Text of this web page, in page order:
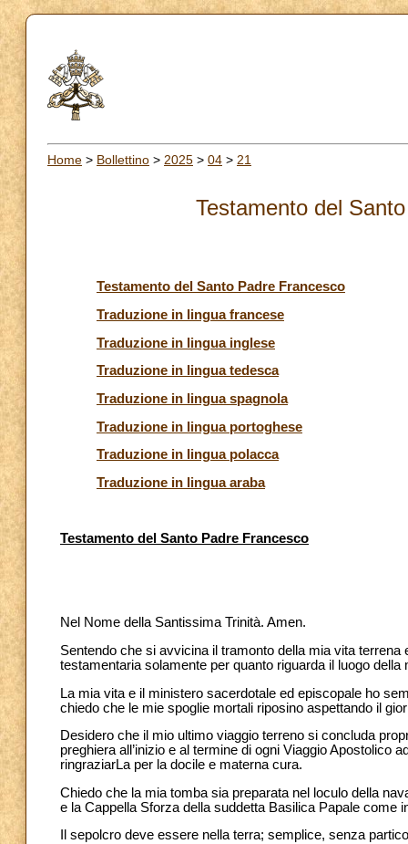
Home > Bollettino > 2025 > 04 > 21
Testamento del
Testamento del Santo Padre Francesco
Traduzione in lingua francese
Traduzione in lingua inglese
Traduzione in lingua tedesca
Traduzione in lingua spagnola
Traduzione in lingua portoghese
Traduzione in lingua polacca
Traduzione in lingua araba
Testamento del Santo Padre Francesco
Nel Nome della Santissima Trinità. Amen.
Sentendo che si avvicina il tramonto della mia vita
testamentaria solamente per quanto riguarda il luogo della
La mia vita e il ministero sacerdotale ed episcopale ho
chiedo che le mie spoglie mortali riposino aspettando il
Desidero che il mio ultimo viaggio terreno si concluda
preghiera all’inizio e al termine di ogni Viaggio Apostolico
ringraziarLa per la docile e materna cura.
Chiedo che la mia tomba sia preparata nel loculo della
e la Cappella Sforza della suddetta Basilica Papale come
Il sepolcro deve essere nella terra; semplice, senza